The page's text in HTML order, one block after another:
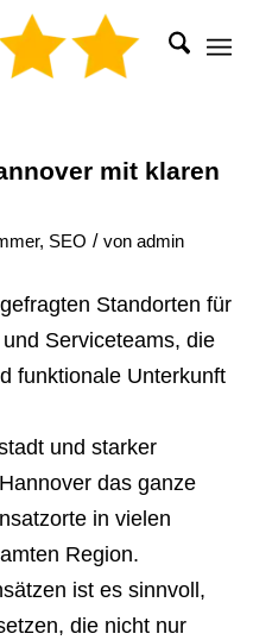
mit klaren
, SEO / von admin
Standorten für
Serviceteams, die
funktionale Unterkunft
und starker
das ganze
in vielen
Region.
ist es sinnvoll,
die nicht nur